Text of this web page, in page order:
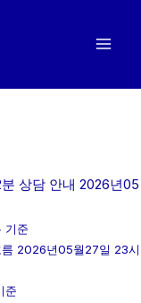
상담 안내 2026년05
기준
름 2026년05월27일 23시
준